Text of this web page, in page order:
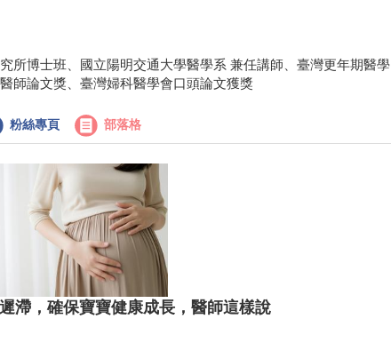
所博士班、國立陽明交通大學醫學系 兼任講師、臺灣更年期醫學
師論文獎、臺灣婦科醫學會口頭論文獲獎
粉絲專頁 部落格
滯，確保寶寶健康成長，醫師這樣說